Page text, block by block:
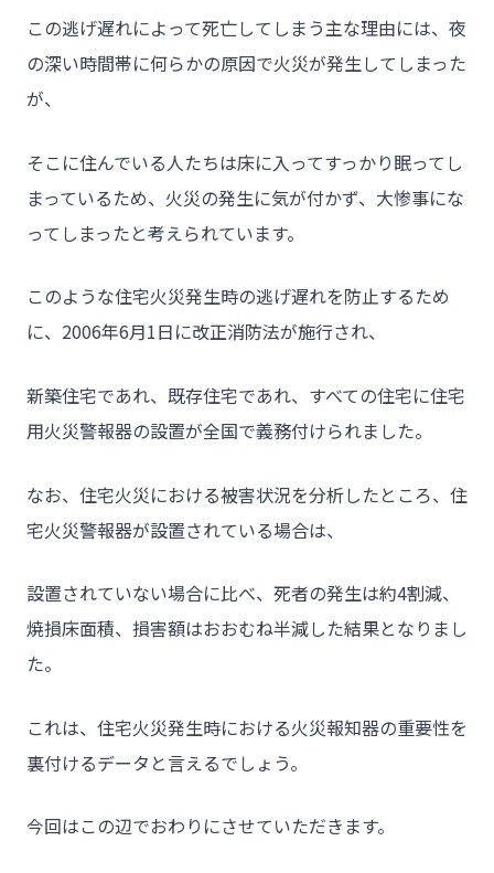
この逃げ遅れによって死亡してしまう主な理由には、夜
の深い時間帯に何らかの原因で火災が発生してしまった
が、
そこに住んでいる人たちは床に入ってすっかり眠ってし
まっているため、火災の発生に気が付かず、大惨事にな
ってしまったと考えられています。
このような住宅火災発生時の逃げ遅れを防止するため
に、2006年6月1日に改正消防法が施行され、
新築住宅であれ、既存住宅であれ、すべての住宅に住宅
用火災警報器の設置が全国で義務付けられました。
なお、住宅火災における被害状況を分析したところ、住
宅火災警報器が設置されている場合は、
設置されていない場合に比べ、死者の発生は約4割減、
焼損床面積、損害額はおおむね半減した結果となりまし
た。
これは、住宅火災発生時における火災報知器の重要性を
裏付けるデータと言えるでしょう。
今回はこの辺でおわりにさせていただきます。